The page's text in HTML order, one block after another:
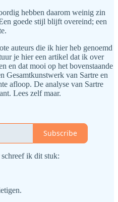
hebben daarom weinig zin
goede stijl blijft overeind; een
auteurs die ik hier heb genoemd
je hier een artikel dat ik over
en dat mooi op het bovenstaande
Gesamtkunstwerk van Sartre en
afloop. De analyse van Sartre
Lees zelf maar.
Subscribe
ik dit stuk: